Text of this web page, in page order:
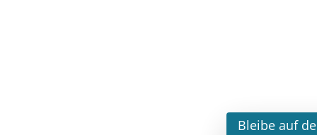
Bleibe auf